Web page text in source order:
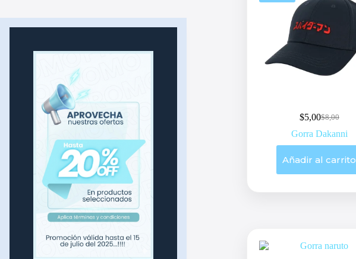
$8,00
Original
price
was:
$5,00Current
price
is:
Gorra Dakanni
Añadir al carrito